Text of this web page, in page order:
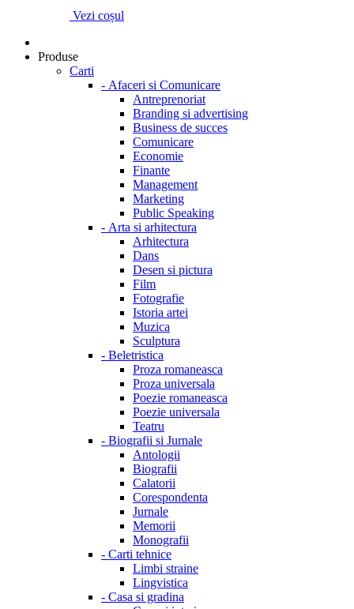
Vezi coșul
Produse
Carti
- Afaceri si Comunicare
Antreprenoriat
Branding si advertising
Business de succes
Comunicare
Economie
Finante
Management
Marketing
Public Speaking
- Arta si arhitectura
Arhitectura
Dans
Desen si pictura
Film
Fotografie
Istoria artei
Muzica
Sculptura
- Beletristica
Proza romaneasca
Proza universala
Poezie romaneasca
Poezie universala
Teatru
- Biografii si Jurnale
Antologii
Biografii
Calatorii
Corespondenta
Jurnale
Memorii
Monografii
- Carti tehnice
Limbi straine
Lingvistica
- Casa si gradina